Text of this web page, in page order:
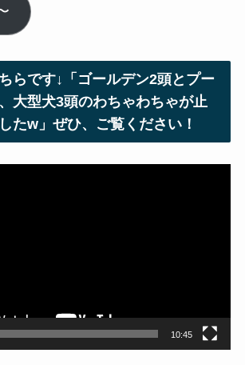
らです↓「ゴールデン2頭とプー
大型犬3頭のわちゃわちゃが止
たw」ぜひ、ご覧ください！
10:45